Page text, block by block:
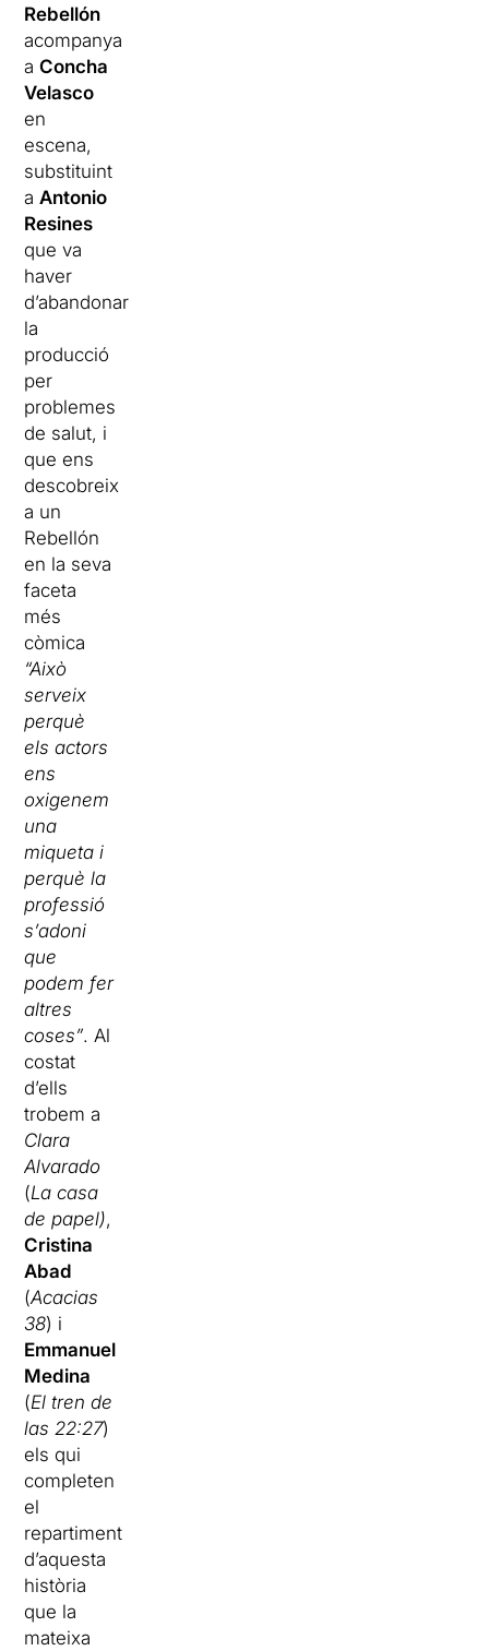
Rebellón
acompanya
aConcha
Velasco
en
escena,
substituint
aAntonio
Resines
que va
haver
d’abandonar
la
producció
per
problemes
de salut, i
que ens
descobreix
a un
Rebellón
en la seva
faceta
més
còmica
“Això
serveix
perquè
els actors
ens
oxigenem
una
miqueta i
perquè la
professió
s’adoni
que
podem fer
altres
coses”. Al
costat
d’ells
trobem a
Clara
Alvarado
(La casa
de papel),
Cristina
Abad
(Acacias
38) i
Emmanuel
Medina
(El tren de
las 22:27)
els qui
completen
el
repartiment
d’aquesta
història
que la
mateixa